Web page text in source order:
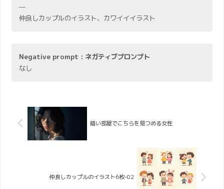
—
仲良しカップルのイラスト、カワイイイラスト
Negative prompt : ネガティブプロンプト
なし
暗い部屋でこちらを見つめる女性
仲良しカップルのイラスト6枚-02